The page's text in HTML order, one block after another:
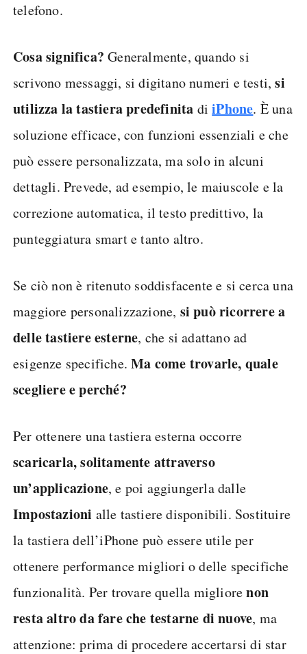
telefono.
Cosa significa? Generalmente, quando si
scrivono messaggi, si digitano numeri e testi,si
utilizza la tastiera predefinita diiPhone. È una
soluzione efficace, con funzioni essenziali e che
può essere personalizzata, ma solo in alcuni
dettagli. Prevede, ad esempio, le maiuscole e la
correzione automatica, il testo predittivo, la
punteggiatura smart e tanto altro.
Se ciò non è ritenuto soddisfacente e si cerca una
maggiore personalizzazione, si può ricorrere a
delle tastiere esterne, che si adattano ad
esigenze specifiche.Ma come trovarle, quale
scegliere e perché?
Per ottenere una tastiera esterna occorre
scaricarla, solitamente attraverso
un’applicazione, e poi aggiungerla dalle
Impostazioni alle tastiere disponibili. Sostituire
la tastiera dell’iPhone può essere utile per
ottenere performance migliori o delle specifiche
funzionalità. Per trovare quella migliorenon
resta altro da fare che testarne di nuove, ma
attenzione: prima di procedere accertarsi di star